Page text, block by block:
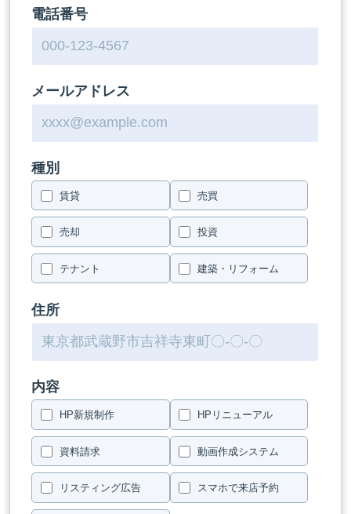
電話番号
メールアドレス
種別
賃貸 売買
売却 投資
テナント 建築・リフォーム
住所
内容
HP新規制作 HPリニューアル
資料請求 動画作成システム
リスティング広告 スマホで来店予約